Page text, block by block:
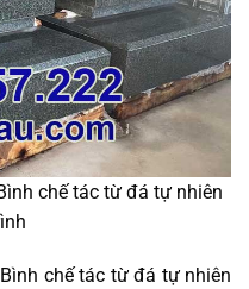
chế tác từ đá tự nhiên
chế tác từ đá tự nhiên